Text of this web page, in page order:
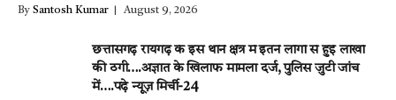
By Santosh Kumar August 9, 2026
छत्तीसगढ़ रायगढ़ के इस थाने क्षेत्र में इतने लोगों से हुई लाखों
की ठगी….अज्ञात के खिलाफ मामला दर्ज, पुलिस जुटी जांच
में….पढ़े न्यूज़ मिर्ची-24